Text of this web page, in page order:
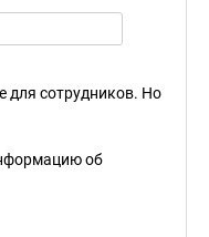
для сотрудников. Но
об